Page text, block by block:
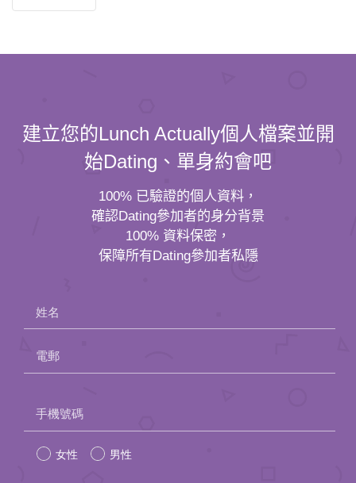
建立您的Lunch Actually個人檔案並開
始Dating、單身約會吧
100% 已驗證的個人資料，
確認Dating參加者的身分背景
100% 資料保密，
保障所有Dating參加者私隱
姓名
電郵
leave
this
手機號碼
女性 男性